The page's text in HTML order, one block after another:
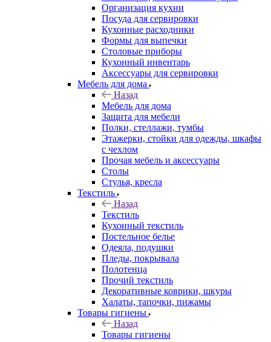
Организация кухни
Посуда для сервировки
Кухонные расходники
Формы для выпечки
Столовые приборы
Кухонный инвентарь
Аксессуары для сервировки
Мебель для дома
Назад
Мебель для дома
Защита для мебели
Полки, стеллажи, тумбы
Этажерки, стойки для одежды, шкафы
с чехлом
Прочая мебель и аксессуары
Столы
Стулья, кресла
Текстиль
Назад
Текстиль
Кухонный текстиль
Постельное белье
Одеяла, подушки
Пледы, покрывала
Полотенца
Прочий текстиль
Декоративные коврики, шкуры
Халаты, тапочки, пижамы
Товары гигиены
Назад
Товары гигиены